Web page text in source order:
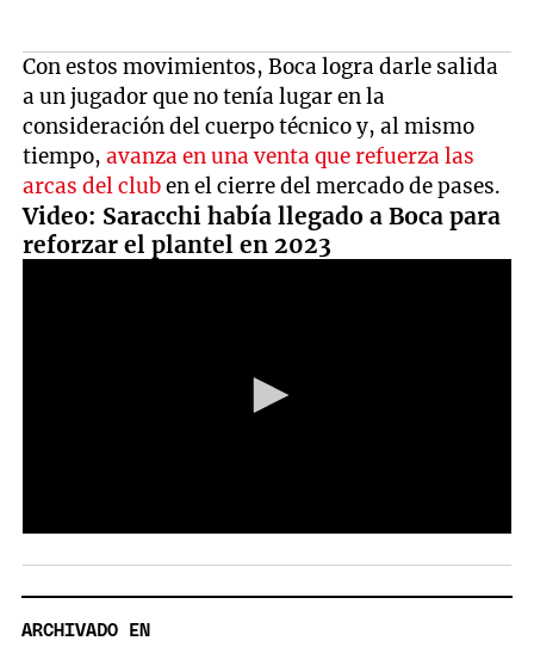
Con estos movimientos, Boca logra darle salida
a un jugador que no tenía lugar en la
consideración del cuerpo técnico y, al mismo
tiempo,avanza en una venta que refuerza las
arcas del cluben el cierre del mercado de pases.
Video: Saracchi había llegado a Boca para
reforzar el plantel en 2023
ARCHIVADO EN